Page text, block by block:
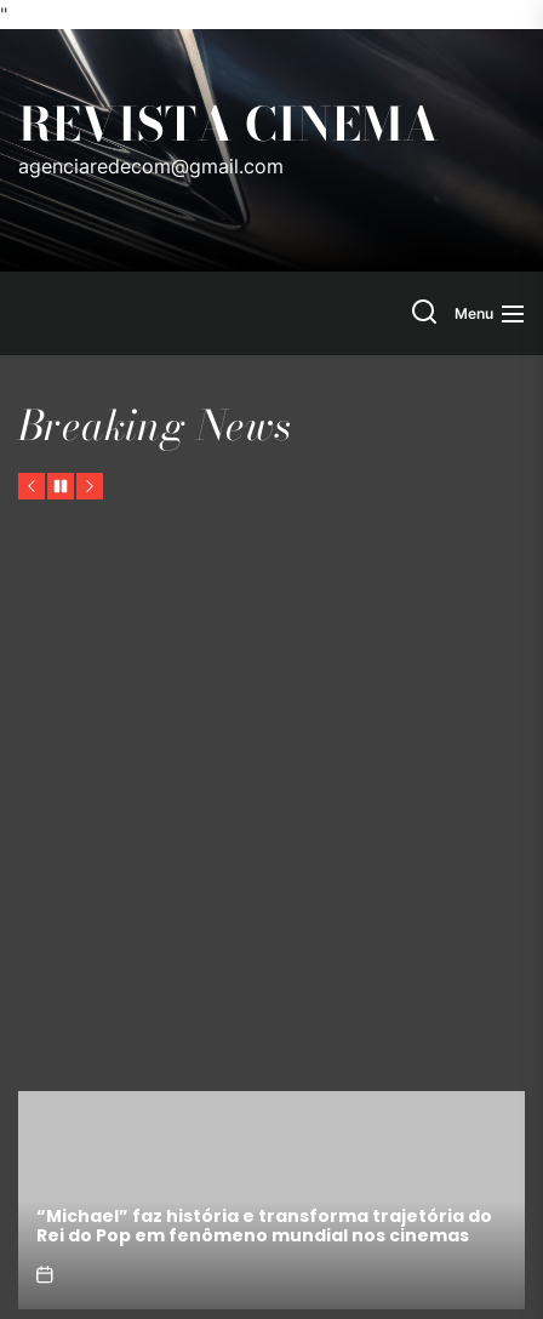
"
to
the
content
REVISTA CINEMA
agenciaredecom@gmail.com
SearchMenu
Breaking News
Previous
PauseNext
Como escrever um roteiro de cinema: guia
completo para iniciantes